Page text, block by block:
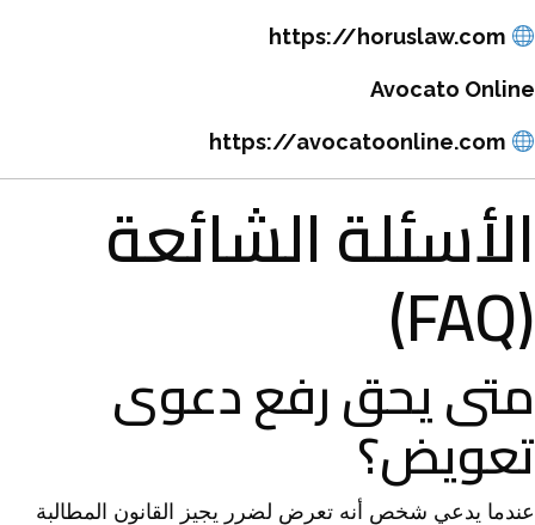
https://horuslaw.com
Avocato Online
https://avocatoonline.com
الأسئلة الشائعة
(FAQ)
متى يحق رفع دعوى
تعويض؟
عندما يدعي شخص أنه تعرض لضرر يجيز القانون المطالبة